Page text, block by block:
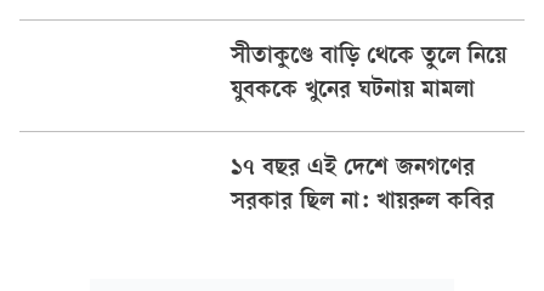
সীতাকুণ্ডে বাড়ি থেকে তুলে নিয়ে
যুবককে খুনের ঘটনায় মামলা
১৭ বছর এই দেশে জনগণের
সরকার ছিল না: খায়রুল কবির